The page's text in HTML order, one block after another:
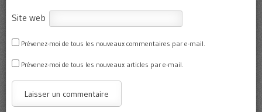
Site web
Prévenez-moi de tous les nouveaux commentaires par e-mail.
Prévenez-moi de tous les nouveaux articles par e-mail.